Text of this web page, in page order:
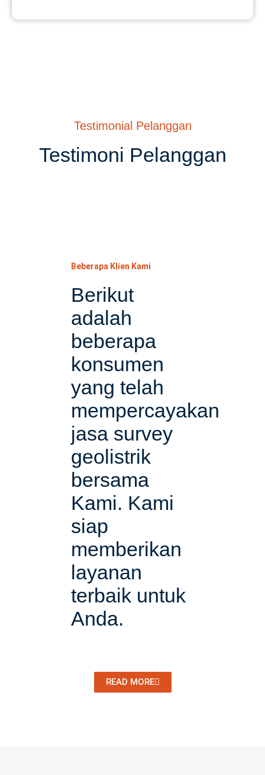
Testimonial Pelanggan
Testimoni Pelanggan
Beberapa Klien Kami
Berikut
adalah
beberapa
konsumen
yang telah
mempercayakan
jasa survey
geolistrik
bersama
Kami. Kami
siap
memberikan
layanan
terbaik untuk
Anda.​
READ MORE